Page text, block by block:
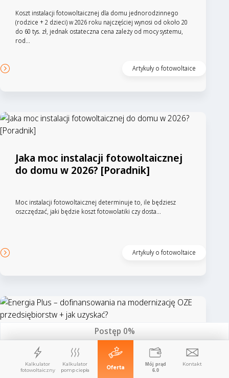
Postęp 0%
Koszt instalacji fotowoltaicznej dla domu jednorodzinnego
(rodzice + 2 dzieci) w 2026 roku najczęściej wynosi od około 20
do 60 tys. zł, jednak ostateczna cena zależy od mocy systemu,
rod...
Artykuły o fotowoltaice
Jaka moc instalacji fotowoltaicznej
do domu w 2026? [Poradnik]
Moc instalacji fotowoltaicznej determinuje to, ile będziesz
oszczędzać, jaki będzie koszt fotowolatiki czy dosta...
Artykuły o fotowoltaice
Energia Plus – dofinansowania
na modernizację OZE
przedsiębiorstw + jak uzyskać?
Kalkulator
fotowoltaiczny
Kalkulator
pomp ciepła
Oferta
Mój prąd
6.0
Kontakt